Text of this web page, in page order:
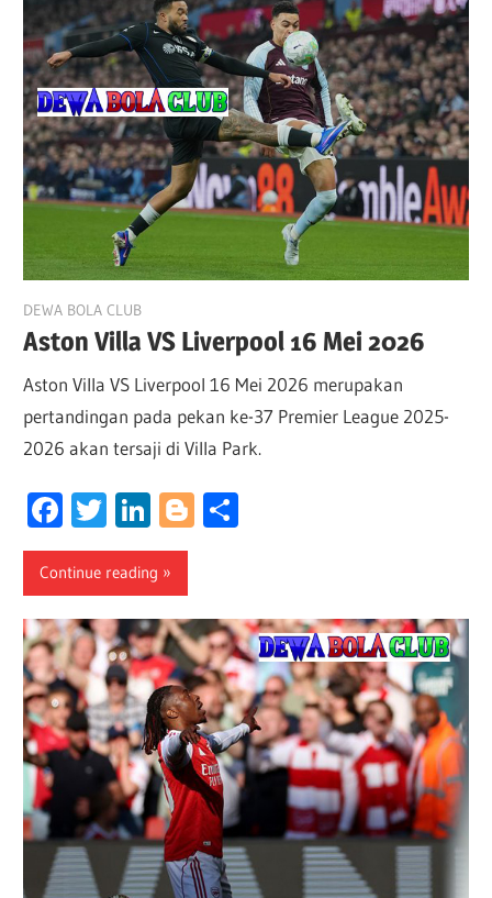
May 14, 2026
DEWA BOLA CLUB
Aston Villa VS Liverpool 16 Mei 2026
Aston Villa VS Liverpool 16 Mei 2026 merupakan
pertandingan pada pekan ke-37 Premier League 2025-
2026 akan tersaji di Villa Park.
Facebook
Twitter
LinkedIn
Blogger
Continue reading